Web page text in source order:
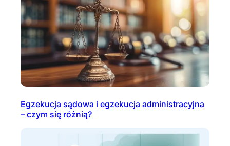
Egzekucja sądowa i egzekucja administracyjna
– czym się różnią?